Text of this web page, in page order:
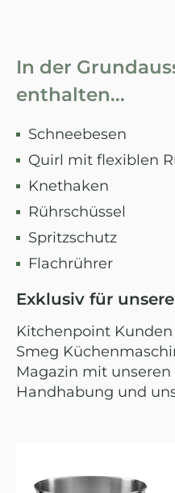
In der
enthalten...
Schneebesen
Quirl mit flexiblen
Knethaken
Rührschüssel
Spritzschutz
Flachrührer
Exklusiv für
Kitchenpoint
Smeg
Magazin mit
Handhabung und